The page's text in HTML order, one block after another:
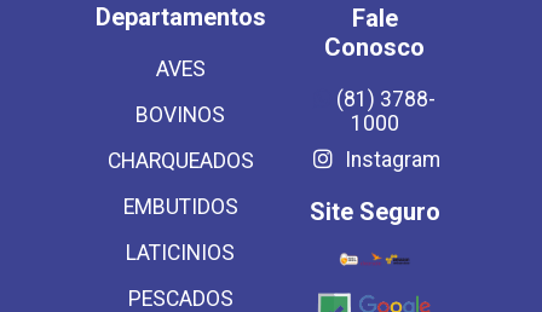
Departamentos
AVES
BOVINOS
CHARQUEADOS
EMBUTIDOS
LATICINIOS
PESCADOS
Fale
Conosco
(81) 3788-
1000
Instagram
Site Seguro